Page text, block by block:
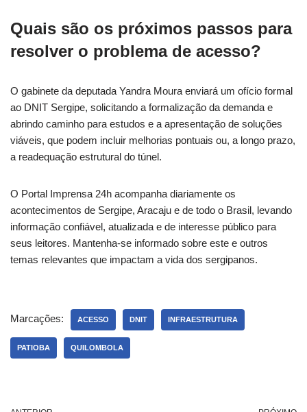
Quais são os próximos passos para
resolver o problema de acesso?
O gabinete da deputada Yandra Moura enviará um ofício formal
ao DNIT Sergipe, solicitando a formalização da demanda e
abrindo caminho para estudos e a apresentação de soluções
viáveis, que podem incluir melhorias pontuais ou, a longo prazo,
a readequação estrutural do túnel.
O Portal Imprensa 24h acompanha diariamente os
acontecimentos de Sergipe, Aracaju e de todo o Brasil, levando
informação confiável, atualizada e de interesse público para
seus leitores. Mantenha-se informado sobre este e outros
temas relevantes que impactam a vida dos sergipanos.
Marcações: ACESSO DNIT INFRAESTRUTURA
PATIOBA QUILOMBOLA